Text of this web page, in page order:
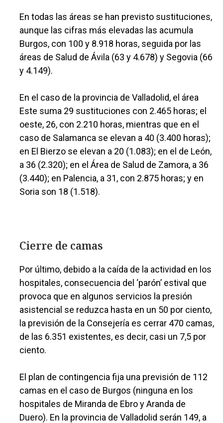
En todas las áreas se han previsto sustituciones,
aunque las cifras más elevadas las acumula
Burgos, con 100 y 8.918 horas, seguida por las
áreas de Salud de Ávila (63 y 4.678) y Segovia (66
y 4.149).
En el caso de la provincia de Valladolid, el área
Este suma 29 sustituciones con 2.465 horas; el
oeste, 26, con 2.210 horas, mientras que en el
caso de Salamanca se elevan a 40 (3.400 horas);
en El Bierzo se elevan a 20 (1.083); en el de León,
a 36 (2.320); en el Área de Salud de Zamora, a 36
(3.440); en Palencia, a 31, con 2.875 horas; y en
Soria son 18 (1.518).
Cierre de camas
Por último, debido a la caída de la actividad en los
hospitales, consecuencia del ‘parón’ estival que
provoca que en algunos servicios la presión
asistencial se reduzca hasta en un 50 por ciento,
la previsión de la Consejería es cerrar 470 camas,
de las 6.351 existentes, es decir, casi un 7,5 por
ciento.
El plan de contingencia fija una previsión de 112
camas en el caso de Burgos (ninguna en los
hospitales de Miranda de Ebro y Aranda de
Duero). En la provincia de Valladolid serán 149, a